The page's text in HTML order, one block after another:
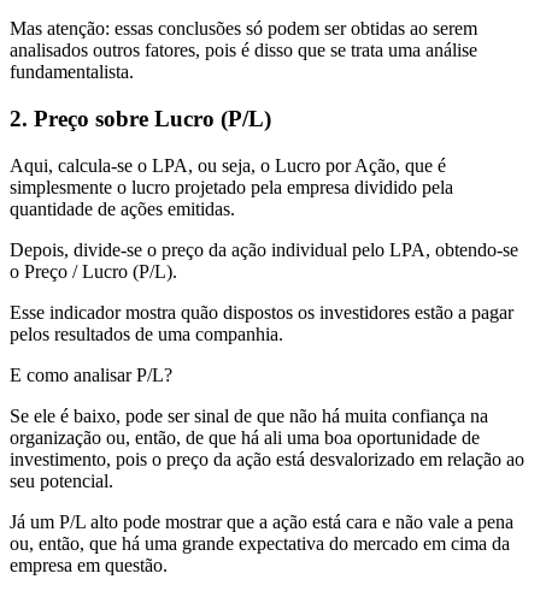
Mas atenção: essas conclusões só podem ser obtidas ao serem
analisados outros fatores, pois é disso que se trata uma análise
fundamentalista.
2. Preço sobre Lucro (P/L)
Aqui, calcula-se o LPA, ou seja, o Lucro por Ação, que é
simplesmente o lucro projetado pela empresa dividido pela
quantidade de ações emitidas.
Depois, divide-se o preço da ação individual pelo LPA, obtendo-se
o Preço / Lucro (P/L).
Esse indicador mostra quão dispostos os investidores estão a pagar
pelos resultados de uma companhia.
E como analisar P/L?
Se ele é baixo, pode ser sinal de que não há muita confiança na
organização ou, então, de que há ali uma boa oportunidade de
investimento, pois o preço da ação está desvalorizado em relação ao
seu potencial.
Já um P/L alto pode mostrar que a ação está cara e não vale a pena
ou, então, que há uma grande expectativa do mercado em cima da
empresa em questão.